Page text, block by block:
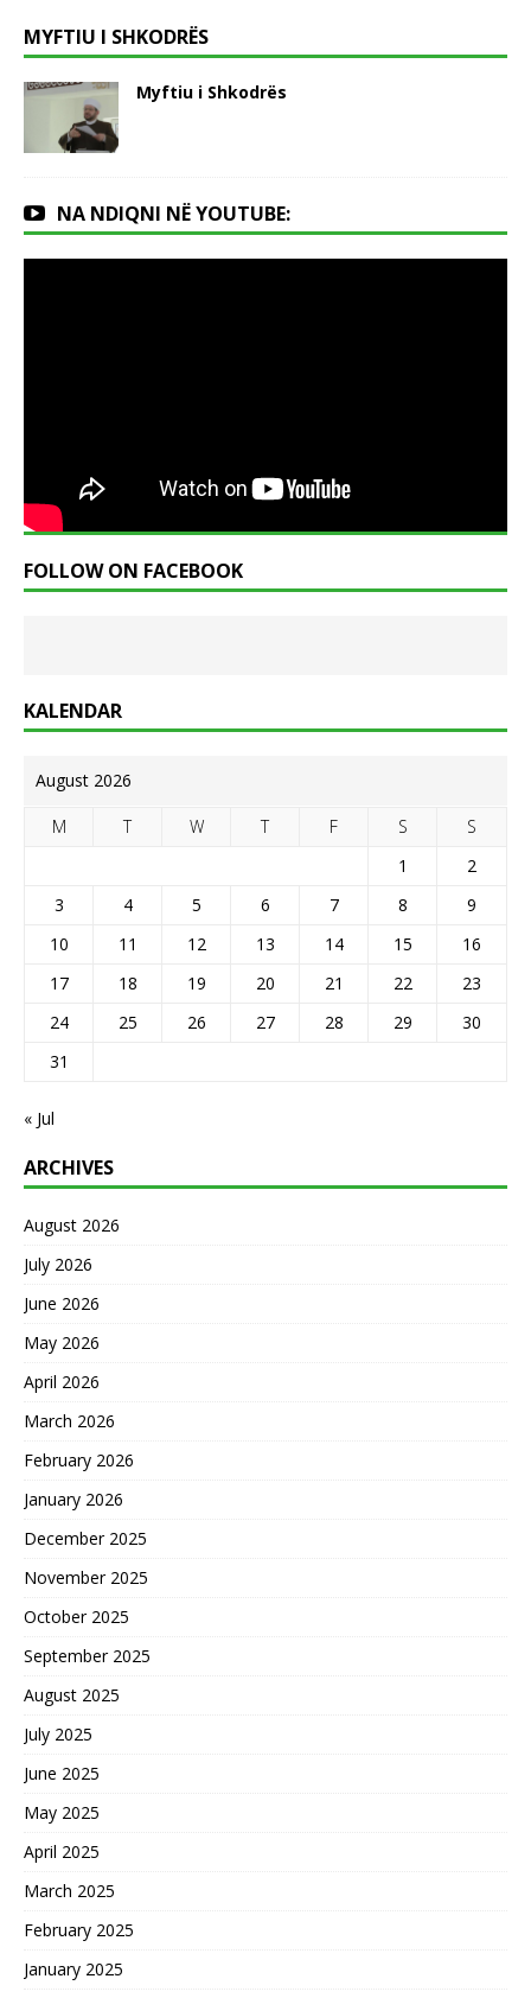
MYFTIU I SHKODRËS
Myftiu i Shkodrës
NA NDIQNI NË YOUTUBE:
FOLLOW ON FACEBOOK
KALENDAR
August 2026
M T W T F S
S
1
2
3
4 5 6 7 8
9
10
11 12 13 14 15
16
17
18 19 20 21 22
23
24
25 26 27 28 29
30
31
« Jul
ARCHIVES
August 2026
July 2026
June 2026
May 2026
April 2026
March 2026
February 2026
January 2026
December 2025
November 2025
October 2025
September 2025
August 2025
July 2025
June 2025
May 2025
April 2025
March 2025
February 2025
January 2025